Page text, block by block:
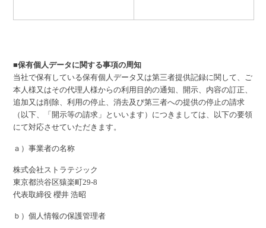
■保有個人データに関する事項の周知
当社で保有している保有個人データ又は第三者提供記録に関して、ご
本人様又はその代理人様からの利用目的の通知、開示、内容の訂正、
追加又は削除、利用の停止、消去及び第三者への提供の停止の請求
（以下、「開示等の請求」といいます）につきましては、以下の要領
にて対応させていただきます。
ａ）事業者の名称
株式会社ストラテジック
東京都渋谷区猿楽町29-8
代表取締役 櫻井 浩昭
ｂ）個人情報の保護管理者